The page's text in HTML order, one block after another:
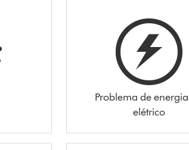
Problema de
elétrico